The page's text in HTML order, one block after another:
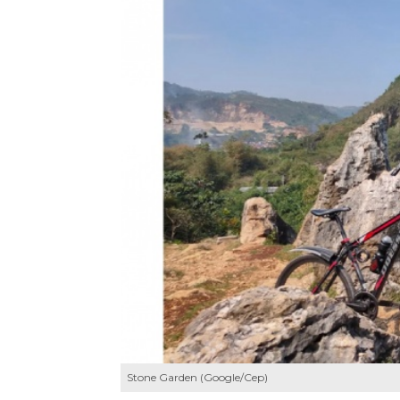
Stone Garden (Google/Cep)